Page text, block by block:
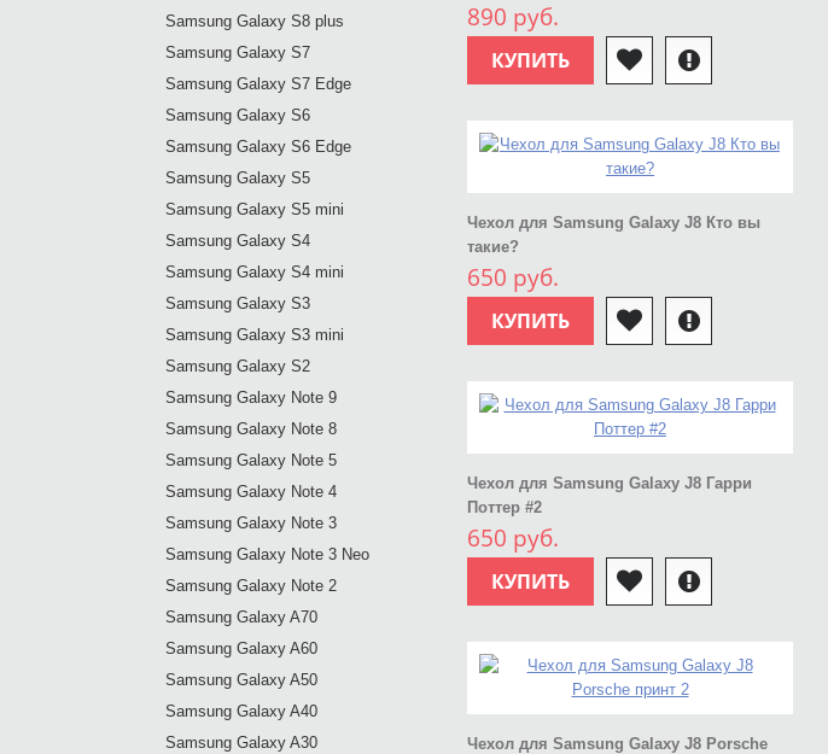
890 руб.
КУПИТЬ
Чехол для Samsung Galaxy J8 Кто вы
такие?
650 руб.
КУПИТЬ
Чехол для Samsung Galaxy J8 Гарри
Поттер #2
650 руб.
КУПИТЬ
Чехол для Samsung Galaxy J8 Porsche
Samsung Galaxy S8 plus
Samsung Galaxy S7
Samsung Galaxy S7 Edge
Samsung Galaxy S6
Samsung Galaxy S6 Edge
Samsung Galaxy S5
Samsung Galaxy S5 mini
Samsung Galaxy S4
Samsung Galaxy S4 mini
Samsung Galaxy S3
Samsung Galaxy S3 mini
Samsung Galaxy S2
Samsung Galaxy Note 9
Samsung Galaxy Note 8
Samsung Galaxy Note 5
Samsung Galaxy Note 4
Samsung Galaxy Note 3
Samsung Galaxy Note 3 Neo
Samsung Galaxy Note 2
Samsung Galaxy A70
Samsung Galaxy A60
Samsung Galaxy A50
Samsung Galaxy A40
Samsung Galaxy A30